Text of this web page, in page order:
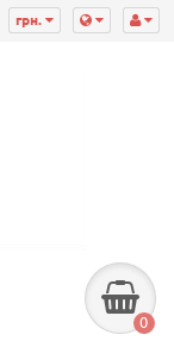
грн.
0